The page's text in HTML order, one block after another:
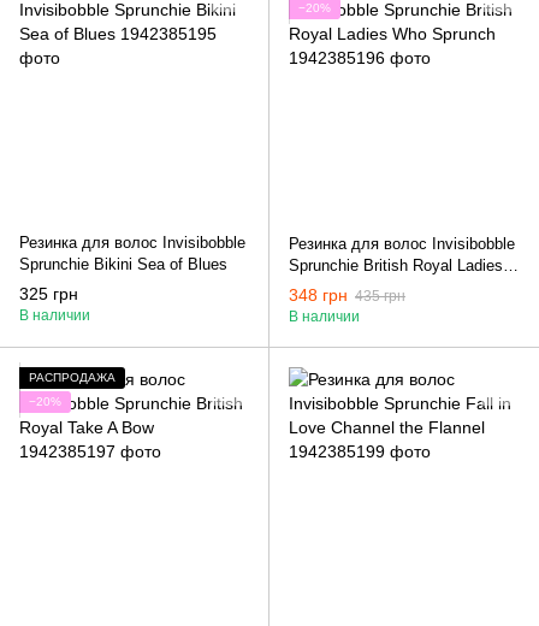
Резинка для волос Invisibobble
Sprunchie Bikini Sea of Blues
325 грн
В наличии
−20%
Резинка для волос Invisibobble
Sprunchie British Royal Ladies
Who Sprunch
348 грн 435 грн
В наличии
РАСПРОДАЖА
−20%